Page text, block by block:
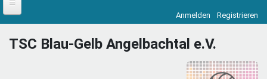
Startseite
News
Anmelden Registrieren
TSC Blau-Gelb Angelbachtal e.V.